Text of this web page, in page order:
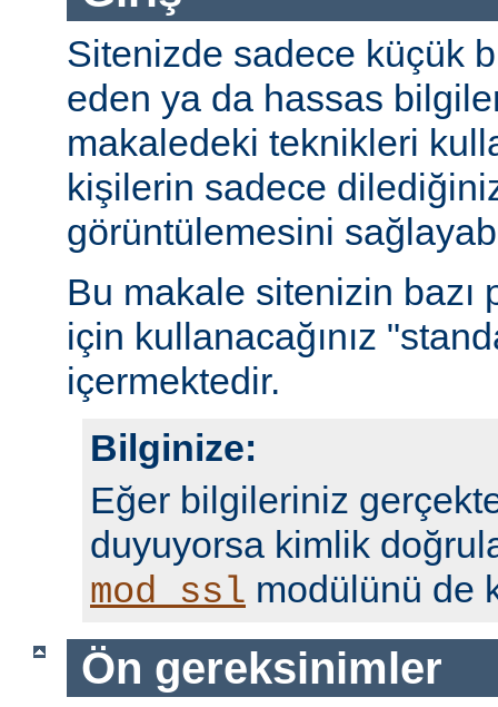
Sitenizde sadece küçük
eden ya da hassas
makaledeki teknikleri
kişilerin sadece
görüntülemesini
Bu makale sitenizin bazı
için kullanacağınız
içermektedir.
Bilginize:
Eğer bilgileriniz
duyuyorsa kimlik
mod_ssl modülünü de
Ön gereksinimler